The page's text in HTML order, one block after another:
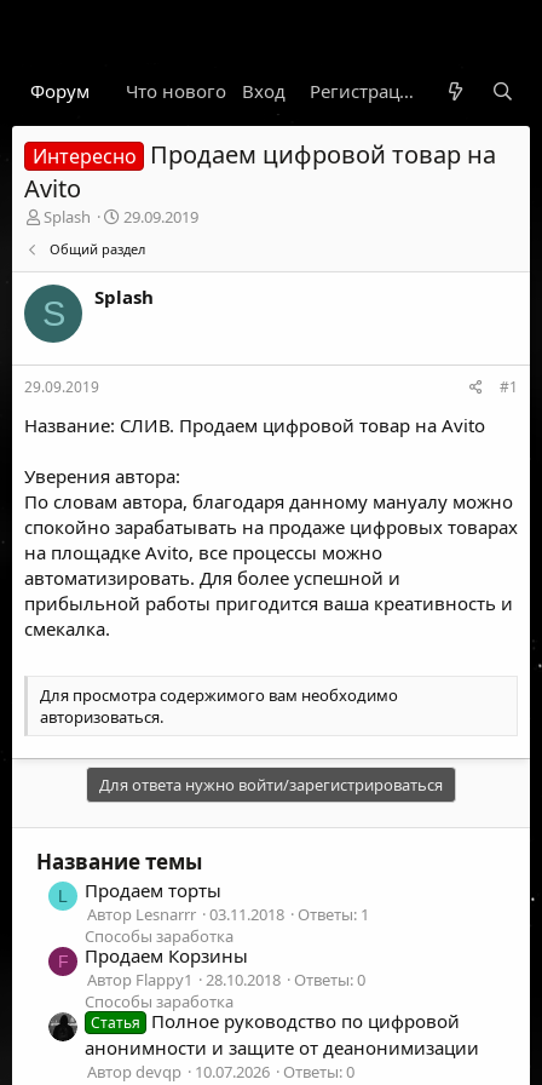
Форум Что нового Гарант Новости
Вход Регистрация
Интересно
Продаем цифровой товар на
Avito
А
о
р
т
е
м
ы
Splash
Д
т
н
а
29.09.2019
Общий раздел
S Splash
29.09.2019 #1
Название: СЛИВ. Продаем цифровой товар на Avito
Уверения автора:
По словам автора, благодаря данному мануалу можно
спокойно зарабатывать на продаже цифровых товарах
на площадке Avito, все процессы можно
автоматизировать. Для более успешной и
прибыльной работы пригодится ваша креативность и
смекалка.
Для просмотра содержимого вам необходимо
авторизоваться.
Для ответа нужно войти/зарегистрироваться
Название темы
L Продаем торты
Автор Lesnarrr 03.11.2018
Ответы: 1
Способы заработка
F Продаем Корзины
Автор Flappy1 28.10.2018
Ответы: 0
Способы заработка
Статья
Полное руководство по цифровой
анонимности и защите от деанонимизации
Автор devqp 10.07.2026
Ответы: 0